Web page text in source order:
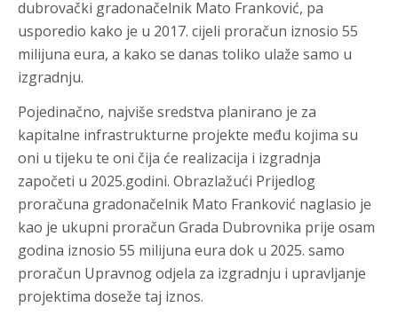
dubrovački gradonačelnik Mato Franković, pa
usporedio kako je u 2017. cijeli proračun iznosio 55
milijuna eura, a kako se danas toliko ulaže samo u
izgradnju.
Pojedinačno, najviše sredstva planirano je za
kapitalne infrastrukturne projekte među kojima su
oni u tijeku te oni čija će realizacija i izgradnja
započeti u 2025.godini. Obrazlažući Prijedlog
proračuna gradonačelnik Mato Franković naglasio je
kao je ukupni proračun Grada Dubrovnika prije osam
godina iznosio 55 milijuna eura dok u 2025. samo
proračun Upravnog odjela za izgradnju i upravljanje
projektima doseže taj iznos.